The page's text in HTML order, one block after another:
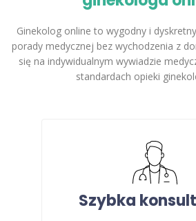
Ginekolog online to wygodny i
porady medycznej bez wychodzenia z
się na indywidualnym wywiadzie
standardach opieki
Szybka